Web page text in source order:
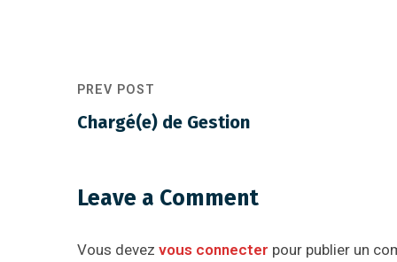
PREV POST
Chargé(e) de Gestion
Leave a Comment
Vous devez vous connecter pour publier un